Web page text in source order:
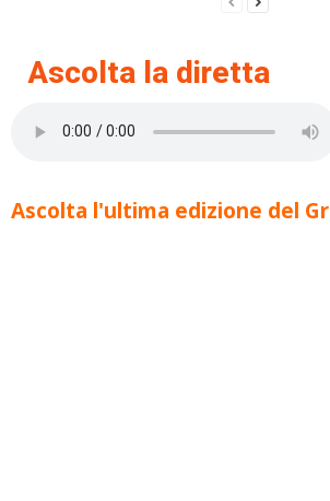
Ascolta la diretta
Ascolta l'ultima edizione del Gr